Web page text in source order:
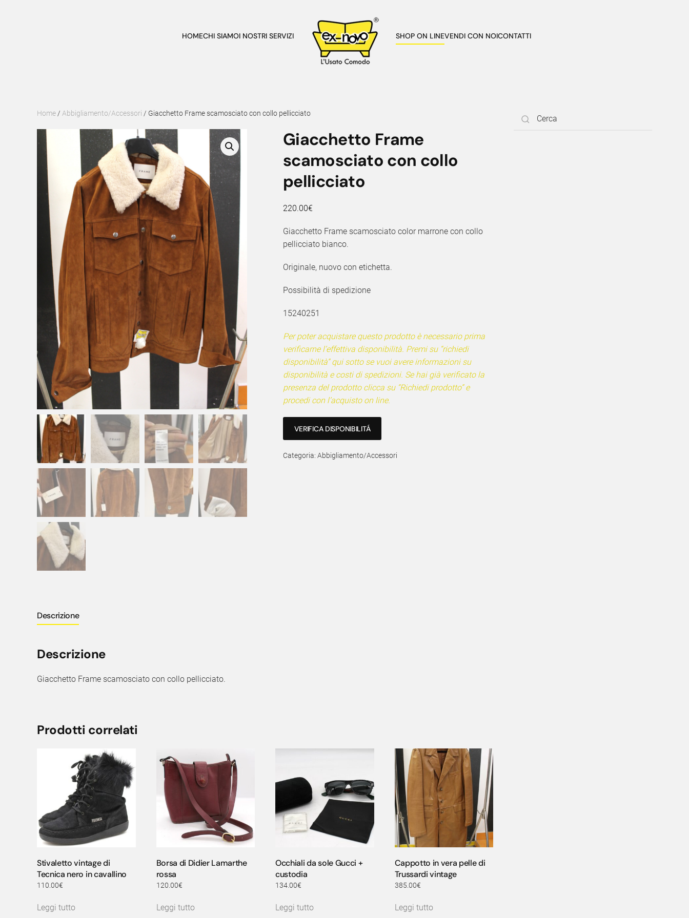
HOMECHI SIAMOI NOSTRI SERVIZI SHOP ON LINEVENDI CON NOICONTATTI
Home / Abbigliamento/Accessori / Giacchetto Frame scamosciato con collo pellicciato
Giacchetto Frame
scamosciato con collo
pellicciato
220.00€
Giacchetto Frame scamosciato color marrone con collo
pellicciato bianco.
Originale, nuovo con etichetta.
Possibilità di spedizione
15240251
Per poter acquistare questo prodotto è necessario prima
verificarne l’effettiva disponibilità. Premi su “richiedi
disponibilità” qui sotto se vuoi avere informazioni su
disponibilità e costi di spedizioni. Se hai già verificato la
presenza del prodotto clicca su “Richiedi prodotto” e
procedi con l’acquisto on line.
VERIFICA DISPONIBILITÁ
Categoria: Abbigliamento/Accessori
Descrizione
Descrizione
Giacchetto Frame scamosciato con collo pellicciato.
Prodotti correlati
Stivaletto vintage di
Tecnica nero in cavallino
110.00€
Leggi tutto
Borsa di Didier Lamarthe
rossa
120.00€
Leggi tutto
Occhiali da sole Gucci +
custodia
134.00€
Leggi tutto
Cappotto in vera pelle di
Trussardi vintage
385.00€
Leggi tutto